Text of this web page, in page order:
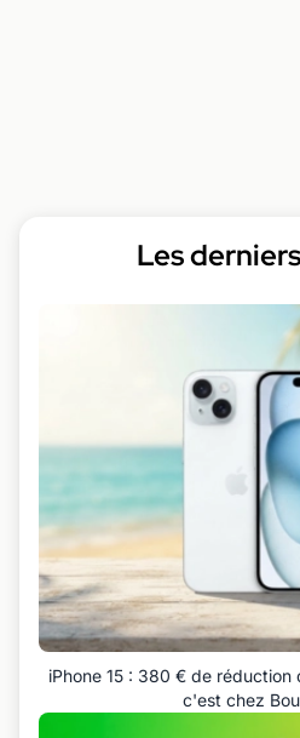
Les
iPhone 15 : 380 € de réduction
c'est chez